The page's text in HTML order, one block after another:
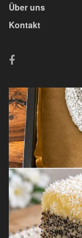
Über uns
Kontakt